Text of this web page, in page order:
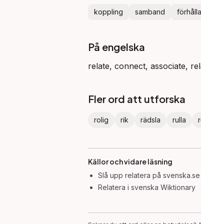
koppling samband
På engelska
relate, connect, associate,
Fler ord att utforska
rolig rik rädsla rulla
Källor och vidare läsning
Slå upp relatera på svenska.se
Relatera i svenska Wiktionary